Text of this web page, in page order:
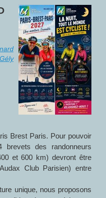
Gély
brevets des randonneurs
et 600 km) devront être
Club Parisien) entre
unique, nous proposons